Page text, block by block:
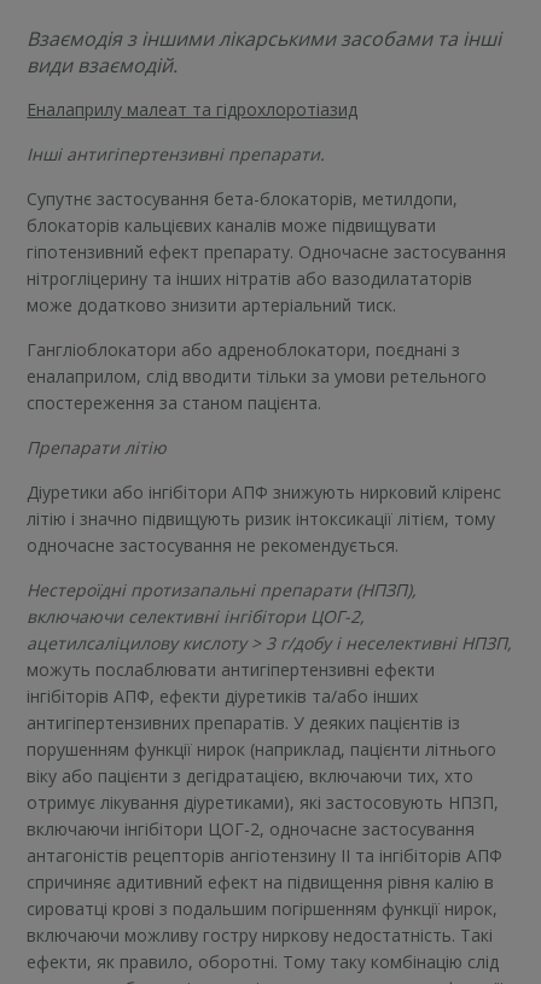
Взаємодія з іншими лікарськими засобами та інші
види взаємодій.
Еналаприлу малеат та гідрохлоротіазид
Інші антигіпертензивні препарати.
Супутнє застосування бета-блокаторів, метилдопи,
блокаторів кальцієвих каналів може підвищувати
гіпотензивний ефект препарату. Одночасне застосування
нітрогліцерину та інших нітратів або вазодилататорів
може додатково знизити артеріальний тиск.
Гангліоблокатори або адреноблокатори, поєднані з
еналаприлом, слід вводити тільки за умови ретельного
спостереження за станом пацієнта.
Препарати літію
Діуретики або інгібітори АПФ знижують нирковий кліренс
літію і значно підвищують ризик інтоксикації літієм, тому
одночасне застосування не рекомендується.
Нестероїдні протизапальні препарати (НПЗП),
включаючи селективні інгібітори ЦОГ-2,
ацетилсаліцилову кислоту > 3 г/добу і неселективні НПЗП,
можуть послаблювати антигіпертензивні ефекти
інгібіторів АПФ, ефекти діуретиків та/або інших
антигіпертензивних препаратів. У деяких пацієнтів із
порушенням функції нирок (наприклад, пацієнти літнього
віку або пацієнти з дегідратацією, включаючи тих, хто
отримує лікування діуретиками), які застосовують НПЗП,
включаючи інгібітори ЦОГ-2, одночасне застосування
антагоністів рецепторів ангіотензину ІІ та інгібіторів АПФ
спричиняє адитивний ефект на підвищення рівня калію в
сироватці крові з подальшим погіршенням функції нирок,
включаючи можливу гостру ниркову недостатність. Такі
ефекти, як правило, оборотні. Тому таку комбінацію слід